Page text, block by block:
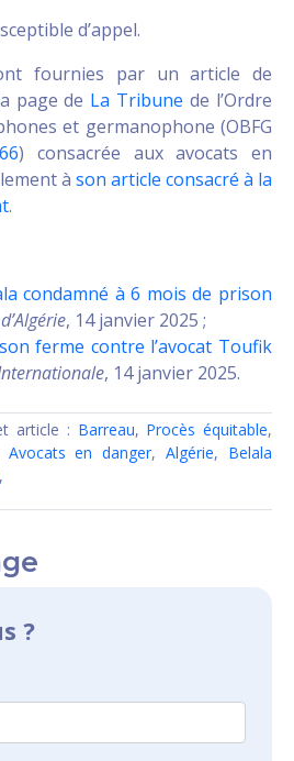
d’appel.
fournies par un article de
page de La Tribune de l’Ordre
et germanophone (OBFG
) consacrée aux avocats en
à son article consacré à la
.
condamné à 6 mois de prison
, 14 janvier 2025 ;
ferme contre l’avocat Toufik
, 14 janvier 2025.
article : Barreau, Procès équitable,
Avocats en danger,Algérie, Belala
,
?